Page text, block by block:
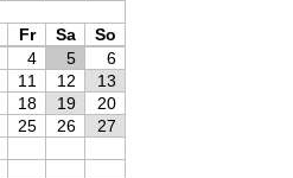
Fr Sa
So
4 5
6
11 12
13
18 19
20
25 26
27